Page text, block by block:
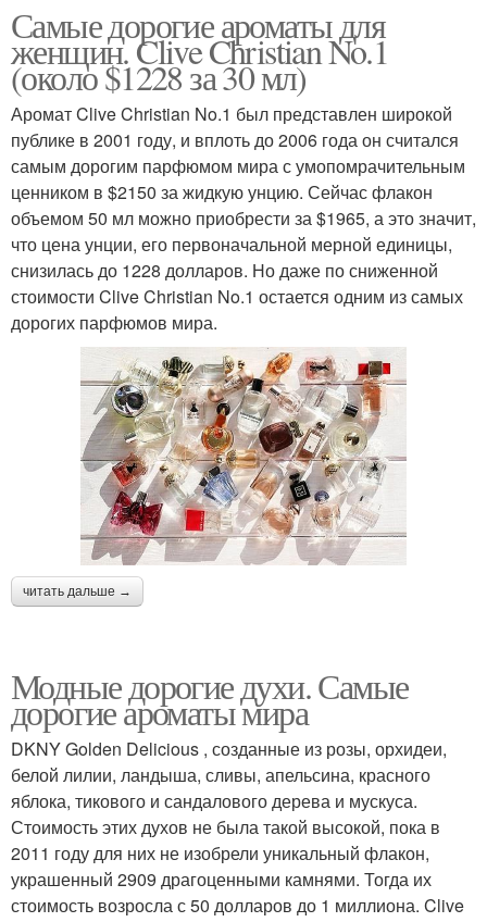
Самые дорогие ароматы для
женщин. Clive Christian No.1
(около $1228 за 30 мл)
Аромат Clive Christian No.1 был представлен широкой
публике в 2001 году, и вплоть до 2006 года он считался
самым дорогим парфюмом мира с умопомрачительным
ценником в $2150 за жидкую унцию. Сейчас флакон
объемом 50 мл можно приобрести за $1965, а это значит,
что цена унции, его первоначальной мерной единицы,
снизилась до 1228 долларов. Но даже по сниженной
стоимости Clive Christian No.1 остается одним из самых
дорогих парфюмов мира.
читать дальше →
Модные дорогие духи. Самые
дорогие ароматы мира
DKNY Golden Delicious , созданные из розы, орхидеи,
белой лилии, ландыша, сливы, апельсина, красного
яблока, тикового и сандалового дерева и мускуса.
Стоимость этих духов не была такой высокой, пока в
2011 году для них не изобрели уникальный флакон,
украшенный 2909 драгоценными камнями. Тогда их
стоимость возросла с 50 долларов до 1 миллиона. Clive